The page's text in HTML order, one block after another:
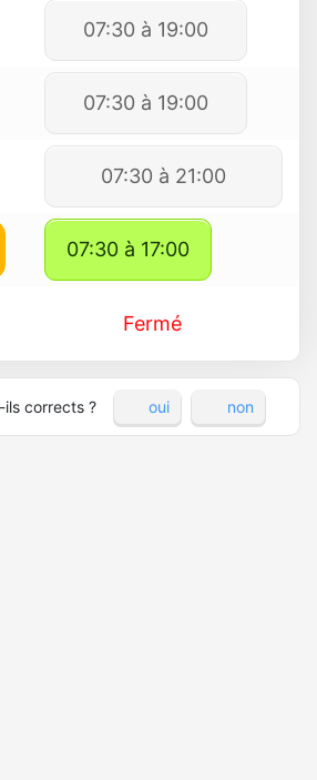
07:30 à 19:00
07:30 à 19:00
07:30 à 21:00
07:30 à 17:00
Fermé
ils corrects ? oui non